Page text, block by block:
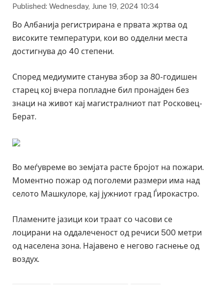
Published: Wednesday, June 19, 2024 10:34
Во Албанија регистрирана е првата жртва од
високите температури, кои во одделни места
достигнува до 40 степени.
Според медиумите станува збор за 80-годишен
старец кој вчера попладне бил пронајден без
знаци на живот кај магистралниот пат Росковец-
Берат.
Во меѓувреме во земјата расте бројот на пожари.
Моментно пожар од поголеми размери има над
селото Машкулоре, кај јужниот град Ѓирокастро.
Пламените јазици кои траат со часови се
лоцирани на оддалеченост од речиси 500 метри
од населена зона. Најавено е негово гаснење од
воздух.